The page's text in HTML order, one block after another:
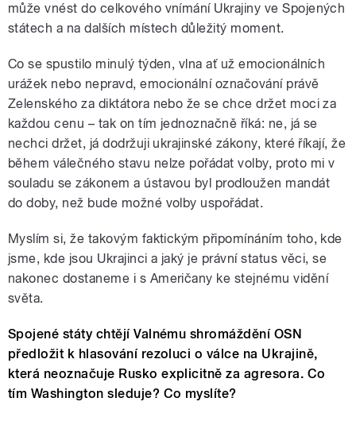
může vnést do celkového vnímání Ukrajiny ve Spojených
státech a na dalších místech důležitý moment.
Co se spustilo minulý týden, vlna ať už emocionálních
urážek nebo nepravd, emocionální označování právě
Zelenského za diktátora nebo že se chce držet moci za
každou cenu – tak on tím jednoznačně říká: ne, já se
nechci držet, já dodržuji ukrajinské zákony, které říkají, že
během válečného stavu nelze pořádat volby, proto mi v
souladu se zákonem a ústavou byl prodloužen mandát
do doby, než bude možné volby uspořádat.
Myslím si, že takovým faktickým připomínáním toho, kde
jsme, kde jsou Ukrajinci a jaký je právní status věci, se
nakonec dostaneme i s Američany ke stejnému vidění
světa.
Spojené státy chtějí Valnému shromáždění OSN
předložit k hlasování rezoluci o válce na Ukrajině,
která neoznačuje Rusko explicitně za agresora. Co
tím Washington sleduje? Co myslíte?